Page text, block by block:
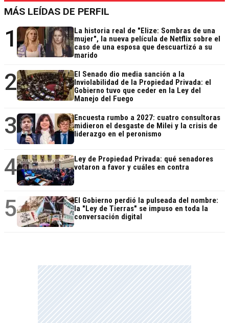
MÁS LEÍDAS DE PERFIL
1
La historia real de "Elize: Sombras de una
mujer", la nueva película de Netflix sobre el
caso de una esposa que descuartizó a su
marido
2
El Senado dio media sanción a la
Inviolabilidad de la Propiedad Privada: el
Gobierno tuvo que ceder en la Ley del
Manejo del Fuego
3
Encuesta rumbo a 2027: cuatro consultoras
midieron el desgaste de Milei y la crisis de
liderazgo en el peronismo
4
Ley de Propiedad Privada: qué senadores
votaron a favor y cuáles en contra
5
El Gobierno perdió la pulseada del nombre:
la "Ley de Tierras" se impuso en toda la
conversación digital